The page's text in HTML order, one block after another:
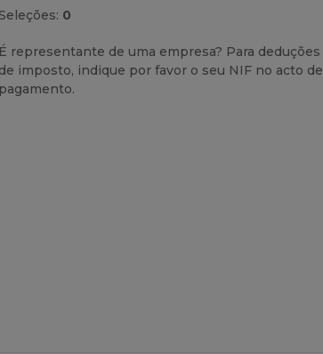
0
É representante de uma empresa? Para deduções
de imposto, indique por favor o seu NIF no acto de
pagamento.